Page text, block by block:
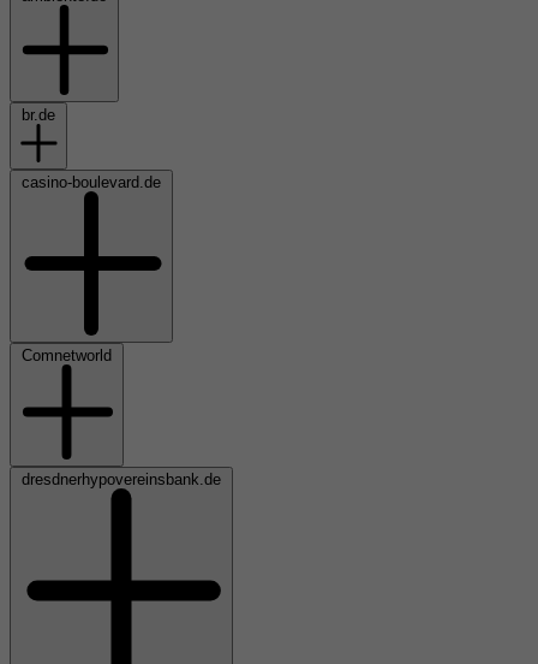
br.de
casino-boulevard.de
Comnetworld
dresdnerhypovereinsbank.de